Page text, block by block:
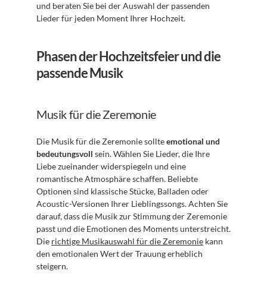
und beraten Sie bei der Auswahl der passenden
Lieder für jeden Moment Ihrer Hochzeit.
Phasen der Hochzeitsfeier und die
passende Musik
Musik für die Zeremonie
Die Musik für die Zeremonie sollte emotional und
bedeutungsvoll sein. Wählen Sie Lieder, die Ihre
Liebe zueinander widerspiegeln und eine
romantische Atmosphäre schaffen. Beliebte
Optionen sind klassische Stücke, Balladen oder
Acoustic-Versionen Ihrer Lieblingssongs. Achten Sie
darauf, dass die Musik zur Stimmung der Zeremonie
passt und die Emotionen des Moments unterstreicht.
Die richtige Musikauswahl für die Zeremonie kann
den emotionalen Wert der Trauung erheblich
steigern.